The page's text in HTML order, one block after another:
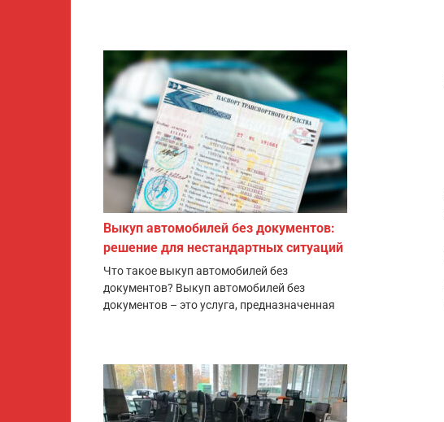
Выкуп автомобилей без документов:
решение для нестандартных ситуаций
Что такое выкуп автомобилей без
документов? Выкуп автомобилей без
документов – это услуга, предназначенная